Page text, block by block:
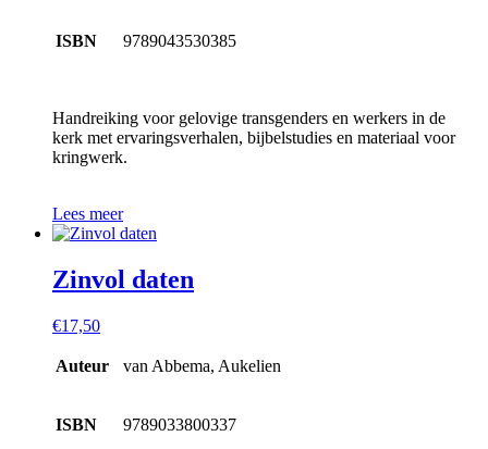
ISBN 9789043530385
Handreiking voor gelovige transgenders en werkers in de
kerk met ervaringsverhalen, bijbelstudies en materiaal voor
kringwerk.
Lees meer
Zinvol daten
€17,50
Auteur van Abbema, Aukelien
ISBN 9789033800337